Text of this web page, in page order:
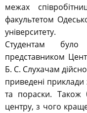
межах
факультетом
університету.
Студентам
представником
Б. С. Слухачам
приведені приклади
та пораски. Також
центру, з чого